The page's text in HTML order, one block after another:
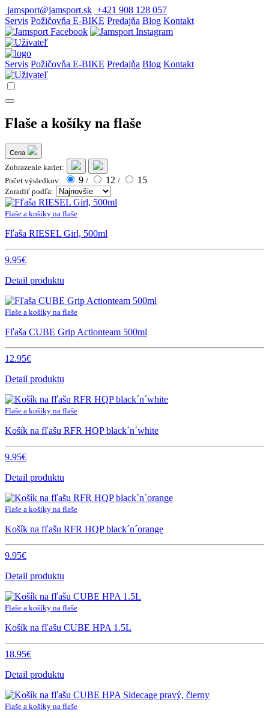
jamsport@jamsport.sk +421 908 128 057
Servis Požičovňa E-BIKE Predajňa Blog Kontakt
Servis Požičovňa E-BIKE Predajňa Blog Kontakt
Flaše a košíky na flaše
Cena
Zobrazenie kariet:
Počet výsledkov:
9 / 12 / 15
Zoradiť podľa:
Flaše a košíky na flaše
Fľaša RIESEL Girl, 500ml
9.95€
Detail produktu
Flaše a košíky na flaše
Fľaša CUBE Grip Actionteam 500ml
12.95€
Detail produktu
Flaše a košíky na flaše
Košík na fľašu RFR HQP black´n´white
9.95€
Detail produktu
Flaše a košíky na flaše
Košík na fľašu RFR HQP black´n´orange
9.95€
Detail produktu
Flaše a košíky na flaše
Košík na fľašu CUBE HPA 1.5L
18.95€
Detail produktu
Flaše a košíky na flaše